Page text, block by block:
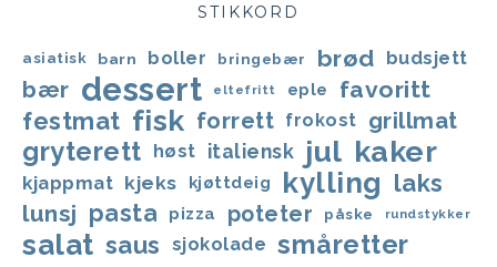
STIKKORD
asiatisk barn boller bringebær brød budsjett
bær dessert eltefritt eple favoritt
festmat fisk forrett frokost grillmat
gryterett høst italiensk jul kaker
kjappmat kjeks kjøttdeig kylling laks
lunsj pasta pizza poteter påske rundstykker
salat saus sjokolade småretter